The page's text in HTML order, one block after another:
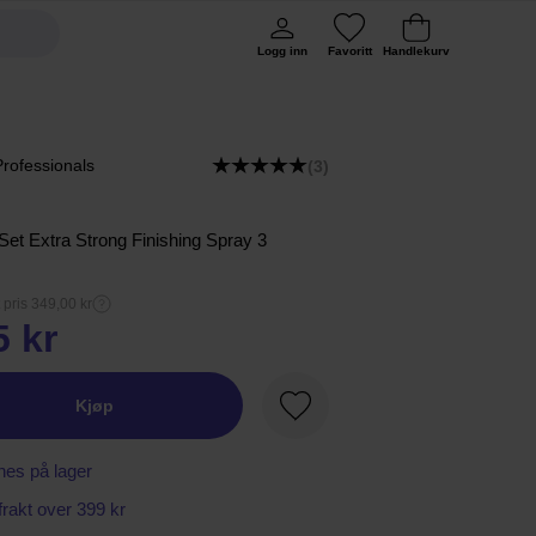
Logg inn Favoritt Handlekurv
(3)
Extra Strong Finishing Spray 3
349,00 kr
kr
Kjøp
Favoritt
på lager
over 399 kr